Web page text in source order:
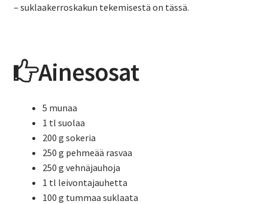
– suklaakerroskakun tekemisestä on tässä.
Ainesosat
5 munaa
1 tl suolaa
200 g sokeria
250 g pehmeää rasvaa
250 g vehnäjauhoja
1 tl leivontajauhetta
100 g tummaa suklaata